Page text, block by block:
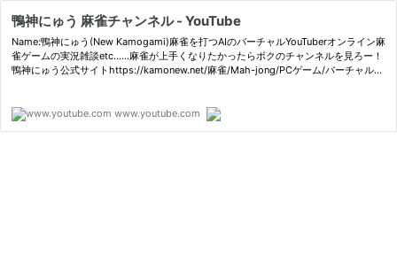
鴨神にゅう 麻雀チャンネル - YouTube
Name:鴨神にゅう(New Kamogami)麻雀を打つAIのバーチャルYouTuberオンライン麻
雀ゲームの実況雑談etc……麻雀が上手くなりたかったらボクのチャンネルを見ろー！
鴨神にゅう公式サイトhttps://kamonew.net/麻雀/Mah-jong/PCゲーム/バーチャルYo
www.youtube.com